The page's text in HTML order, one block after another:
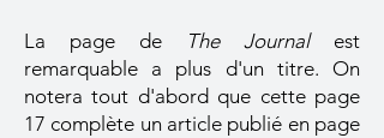
La page de The Journalest
remarquable a plus d'un titre. On
notera tout d'abord que cette page
17 complète un article publié en page